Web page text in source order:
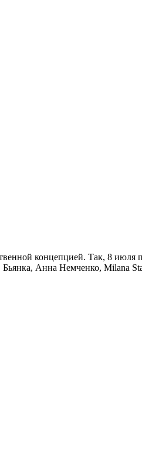
концепцией. Так, 8 июля
Анна Немченко, Milana